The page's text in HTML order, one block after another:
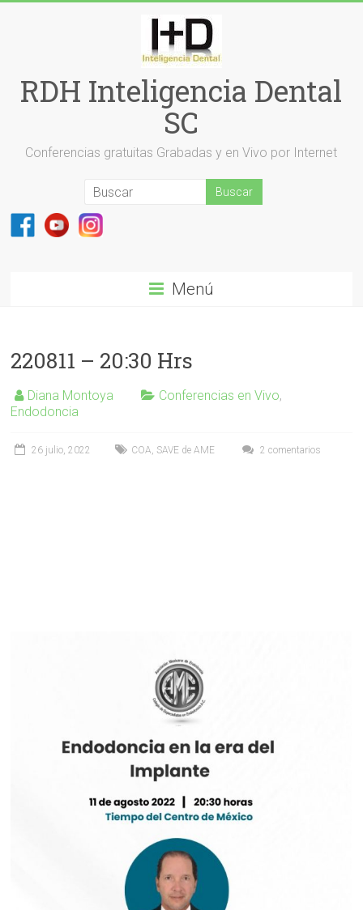
RDH Inteligencia Dental
SC
Conferencias gratuitas Grabadas y en Vivo por Internet
Menú
220811 – 20:30 Hrs
Diana Montoya Conferencias en Vivo,
Endodoncia
26 julio, 2022 COA, SAVE de AME 2 comentarios